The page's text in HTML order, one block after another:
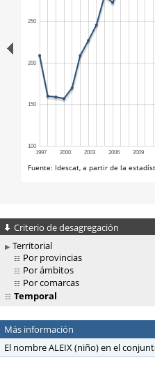
Criterio de desagregación
Territorial
Por provincias
Por ámbitos
Por comarcas
Temporal
Más información
El nombre ALEIX (niño) en el